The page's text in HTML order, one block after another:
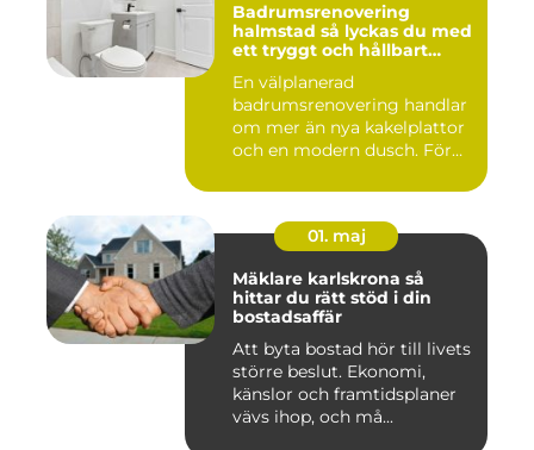
Badrumsrenovering
halmstad så lyckas du med
ett tryggt och hållbart
En välplanerad
badrumsrenovering handlar
om mer än nya kakelplattor
och en modern dusch. För
01. maj
Mäklare karlskrona så
hittar du rätt stöd i din
bostadsaffär
Att byta bostad hör till livets
större beslut. Ekonomi,
känslor och framtidsplaner
vävs ihop, och må...